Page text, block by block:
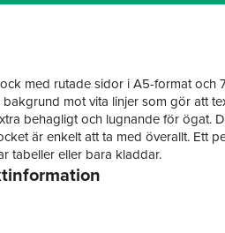
med rutade sidor i A5-format och
mot vita linjer som gör att
behagligt och lugnande för ögat.
är enkelt att ta med överallt. Ett
tabeller eller bara kladdar.
papper